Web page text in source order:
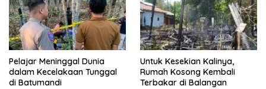
Pelajar Meninggal Dunia
dalam Kecelakaan Tunggal
di Batumandi
Untuk Kesekian Kalinya,
Rumah Kosong Kembali
Terbakar di Balangan